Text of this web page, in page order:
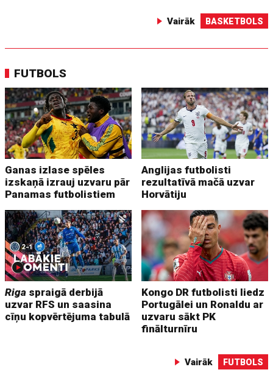
Vairāk BASKETBOLS
FUTBOLS
Ganas izlase spēles
izskaņā izrauj uzvaru pār
Panamas futbolistiem
Anglijas futbolisti
rezultatīvā mačā uzvar
Horvātiju
Riga spraigā derbijā
uzvar RFS un saasina
cīņu kopvērtējuma tabulā
Kongo DR futbolisti liedz
Portugālei un Ronaldu ar
uzvaru sākt PK
finālturnīru
Vairāk FUTBOLS